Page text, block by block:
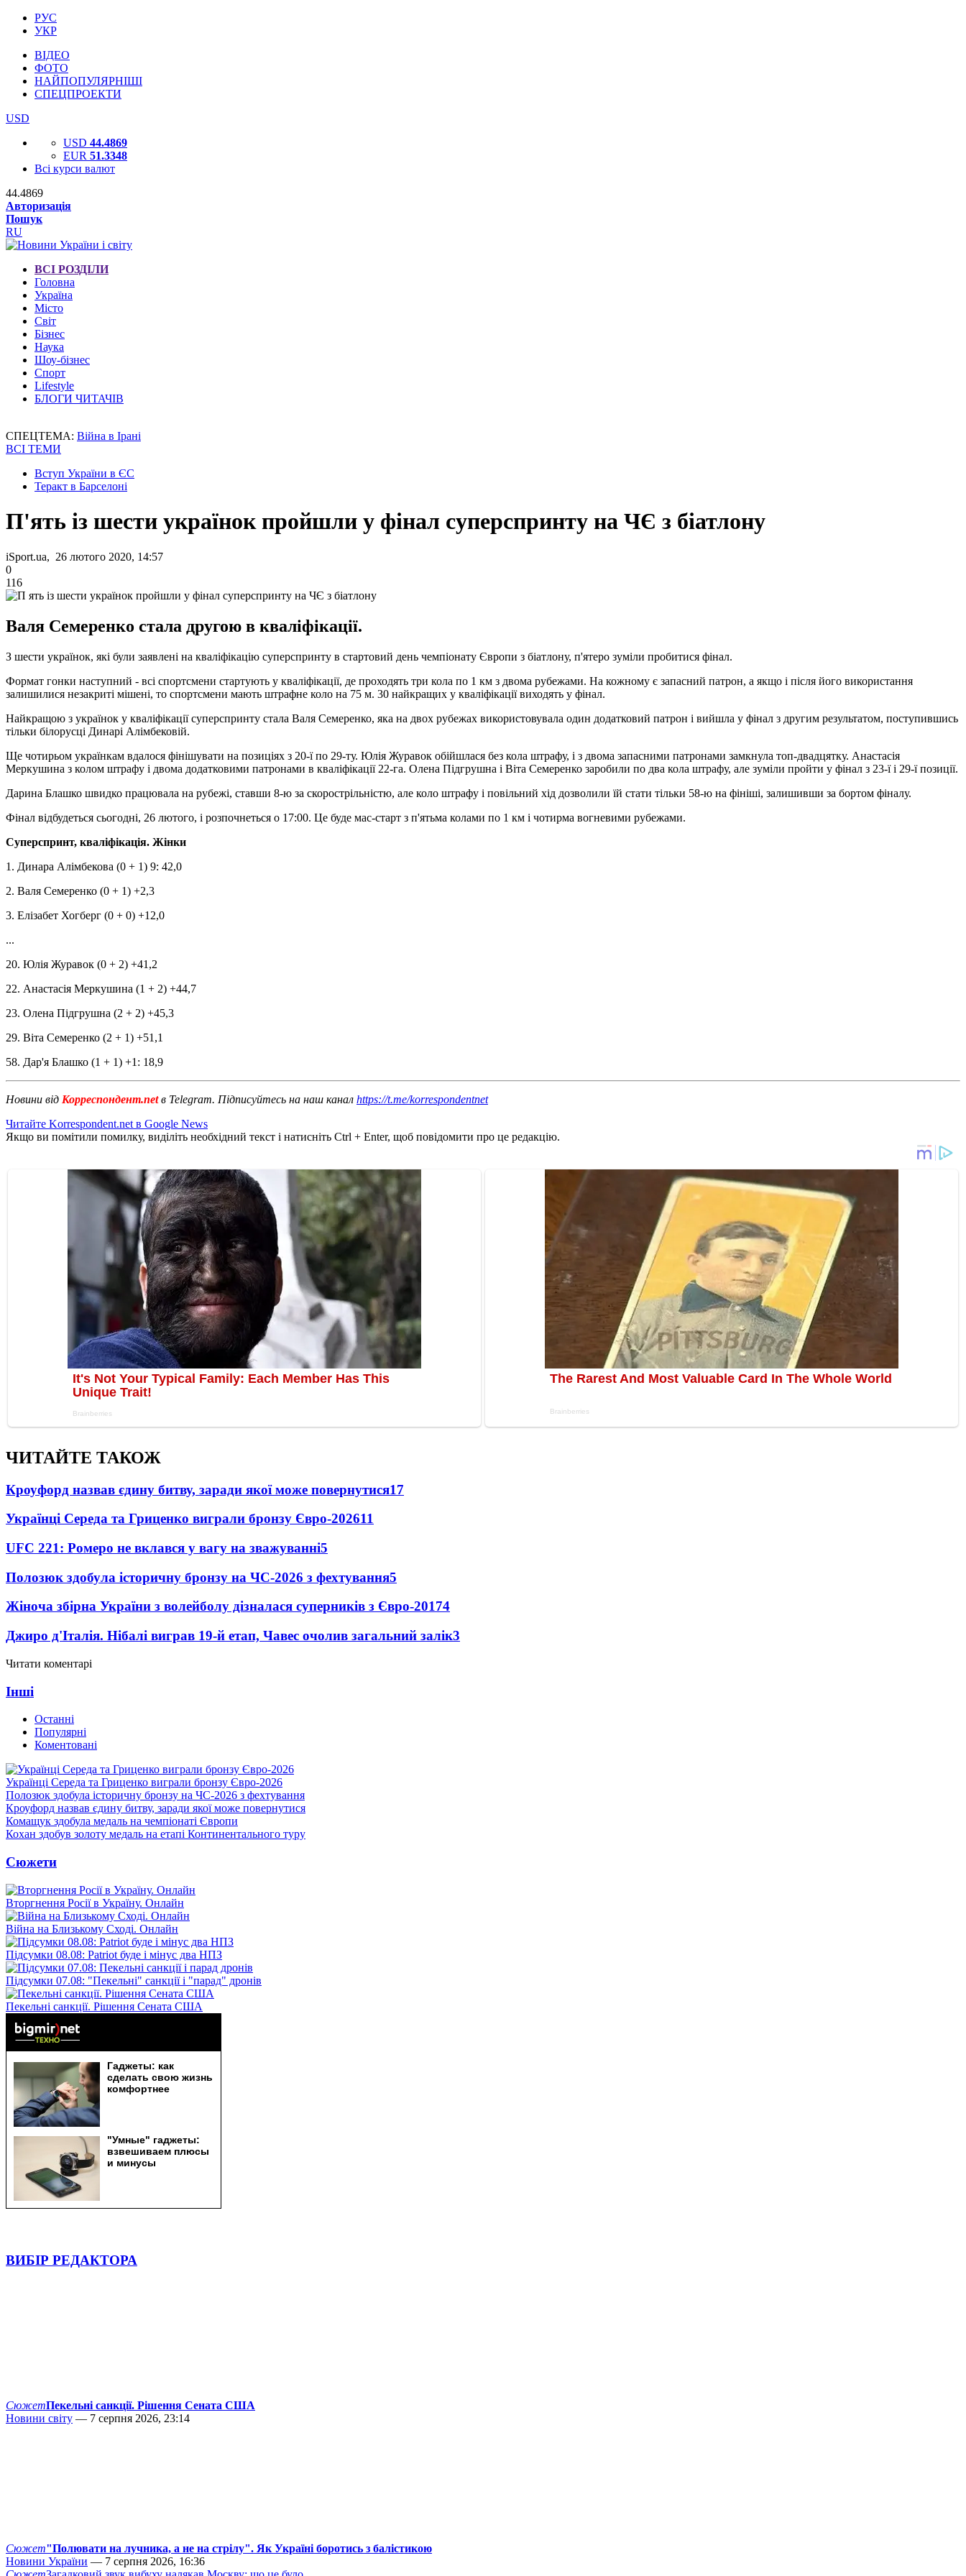
РУС
УКР
ВІДЕО
ФОТО
НАЙПОПУЛЯРНІШІ
СПЕЦПРОЕКТИ
USD
USD 44.4869
EUR 51.3348
Всі курси валют
44.4869
Авторизація
Пошук
RU
ВСІ РОЗДІЛИ
Головна
Україна
Місто
Світ
Бізнес
Наука
Шоу-бізнес
Спорт
Lifestyle
БЛОГИ ЧИТАЧІВ
СПЕЦТЕМА: Війна в Ірані
ВСІ ТЕМИ
Вступ України в ЄС
Теракт в Барселоні
П'ять із шести українок пройшли у фінал суперспринту на ЧЄ з біатлону
iSport.ua, 26 лютого 2020, 14:57
0
116
Валя Семеренко стала другою в кваліфікації.
З шести українок, які були заявлені на кваліфікацію суперспринту в стартовий день чемпіонату Європи з біатлону, п'ятеро зуміли пробитися фінал.
Формат гонки наступний - всі спортсмени стартують у кваліфікації, де проходять три кола по 1 км з двома рубежами. На кожному є запасний патрон, а якщо і після його використання
залишилися незакриті мішені, то спортсмени мають штрафне коло на 75 м. 30 найкращих у кваліфікації виходять у фінал.
Найкращою з українок у кваліфікації суперспринту стала Валя Семеренко, яка на двох рубежах використовувала один додатковий патрон і вийшла у фінал з другим результатом, поступившись
тільки білорусці Динарі Алімбековій.
Ще чотирьом українкам вдалося фінішувати на позиціях з 20-ї по 29-ту. Юлія Журавок обійшлася без кола штрафу, і з двома запасними патронами замкнула топ-двадцятку. Анастасія
Меркушина з колом штрафу і двома додатковими патронами в кваліфікації 22-га. Олена Підгрушна і Віта Семеренко заробили по два кола штрафу, але зуміли пройти у фінал з 23-ї і 29-ї позиції.
Дарина Блашко швидко працювала на рубежі, ставши 8-ю за скорострільністю, але коло штрафу і повільний хід дозволили їй стати тільки 58-ю на фініші, залишивши за бортом фіналу.
Фінал відбудеться сьогодні, 26 лютого, і розпочнеться о 17:00. Це буде мас-старт з п'ятьма колами по 1 км і чотирма вогневими рубежами.
Суперспринт, кваліфікація. Жінки
1. Динара Алімбекова (0 + 1) 9: 42,0
2. Валя Семеренко (0 + 1) +2,3
3. Елізабет Хогберг (0 + 0) +12,0
...
20. Юлія Журавок (0 + 2) +41,2
22. Анастасія Меркушина (1 + 2) +44,7
23. Олена Підгрушна (2 + 2) +45,3
29. Віта Семеренко (2 + 1) +51,1
58. Дар'я Блашко (1 + 1) +1: 18,9
Новини від Корреспондент.netв Telegram. Підписуйтесь на наш канал https://t.me/korrespondentnet
Читайте Korrespondent.net в Google News
Якщо ви помітили помилку, виділіть необхідний текст і натисніть Ctrl + Enter, щоб повідомити про це редакцію.
ЧИТАЙТЕ ТАКОЖ
Кроуфорд назвав єдину битву, заради якої може повернутися17
Українці Середа та Гриценко виграли бронзу Євро-202611
UFC 221: Ромеро не вклався у вагу на зважуванні5
Полозюк здобула історичну бронзу на ЧС-2026 з фехтування5
Жіноча збірна України з волейболу дізналася суперників з Євро-20174
Джиро д'Італія. Нібалі виграв 19-й етап, Чавес очолив загальний залік3
Читати коментарі
Інші
Останні
Популярні
Коментовані
Українці Середа та Гриценко виграли бронзу Євро-2026
Полозюк здобула історичну бронзу на ЧС-2026 з фехтування
Кроуфорд назвав єдину битву, заради якої може повернутися
Комащук здобула медаль на чемпіонаті Європи
Кохан здобув золоту медаль на етапі Континентального туру
Сюжети
Вторгнення Росії в Україну. Онлайн
Війна на Близькому Сході. Онлайн
Підсумки 08.08: Patriot буде і мінус два НПЗ
Підсумки 07.08: "Пекельні" санкції і "парад" дронів
Пекельні санкції. Рішення Сената США
ВИБІР РЕДАКТОРА
СюжетПекельні санкції. Рішення Сената США
Новини світу — 7 серпня 2026, 23:14
Сюжет"Полювати на лучника, а не на стрілу". Як Україні боротись з балістикою
Новини України — 7 серпня 2026, 16:36